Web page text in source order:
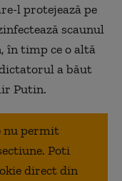
l protejează pe
scaunul
în timp ce o altă
a băut
Putin.
nu permit
Poti
direct din